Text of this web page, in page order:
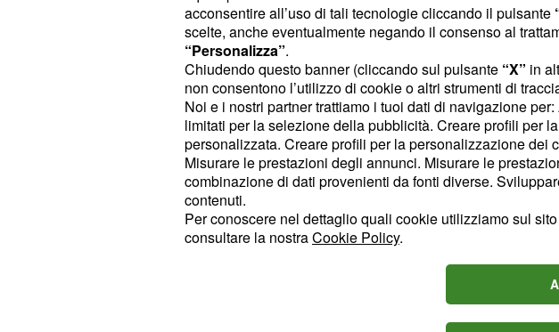
Tutto inizierà quando Demircaccerà fuori di casaZuleyha
(Hilal Altınbilek) dopo aver visionato un video in cui appare
complice di Yilmaz. Il ricco imprenditore infatti non vorrà
sapere niente della moglie, rea secondo lui di averlo
con il rivale. Pertanto, il giovane Yaman le toglierà la
possibilità di vedere i suoi figli. Una decisione che
l'ira di Zuleyha, la quale non esiterà a sparare in pieno petto
a Demir (Murat Ünalmış). La donna così sarà condotta in
carcere mentre suo marito verrà sottoposto ad una
acconsentire all’uso di tali tecnologie cliccando il pulsante
scelte, anche eventualmente negando il consenso al
“Personalizza”.
Chiudendo questo banner (cliccando sul pulsante “X” in
non consentono l’utilizzo di cookie o altri strumenti di
Noi e i nostri partner trattiamo i tuoi dati di navigazione
limitati per la selezione della pubblicità. Creare profili per
personalizzata. Creare profili per la personalizzazione
Misurare le prestazioni degli annunci. Misurare le
combinazione di dati provenienti da fonti diverse.
contenuti.
Per conoscere nel dettaglio quali cookie utilizziamo sul
consultare la nostraCookie Policy.